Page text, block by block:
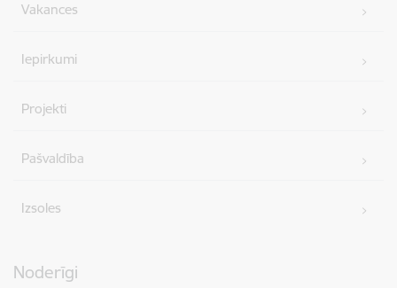
Vakances
Iepirkumi
Projekti
Pašvaldība
Izsoles
Noderīgi